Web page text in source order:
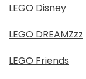
LEGO Disney
LEGO DREAMZzz
LEGO Friends